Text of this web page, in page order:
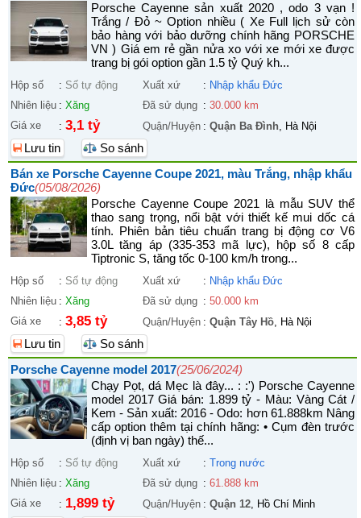
Porsche Cayenne sản xuất 2020 , odo 3 vạn !
Trắng / Đỏ ~ Option nhiều ( Xe Full lịch sử còn
bảo hàng với bảo dưỡng chính hãng PORSCHE
VN ) Giá em rẻ gần nửa xo với xe mới xe được
trang bị gói option gần 1.5 tỷ Quý kh...
Hộp số : Số tự động Xuất xứ : Nhập khẩu Đức
Nhiên liệu : Xăng Đã sử dụng : 30.000 km
Giá xe
: 3,1 tỷ Quận/Huyện : Quận Ba Đình, Hà Nội
Lưu tin
So sánh
Bán xe Porsche Cayenne Coupe 2021, màu Trắng, nhập khẩu
Đức(05/08/2026)
Porsche Cayenne Coupe 2021 là mẫu SUV thể
thao sang trọng, nổi bật với thiết kế mui dốc cá
tính. Phiên bản tiêu chuẩn trang bị động cơ V6
3.0L tăng áp (335-353 mã lực), hộp số 8 cấp
Tiptronic S, tăng tốc 0-100 km/h trong...
Hộp số : Số tự động Xuất xứ : Nhập khẩu Đức
Nhiên liệu : Xăng Đã sử dụng : 50.000 km
Giá xe
: 3,85 tỷ Quận/Huyện : Quận Tây Hồ, Hà Nội
Lưu tin
So sánh
Porsche Cayenne model 2017(25/06/2024)
Chạy Pọt, dá Mẹc là đây... : :') Porsche Cayenne
model 2017 Giá bán: 1.899 tỷ - Màu: Vàng Cát /
Kem - Sản xuất: 2016 - Odo: hơn 61.888km Nâng
cấp option thêm tại chính hãng: • Cụm đèn trước
(định vị ban ngày) thế...
Hộp số : Số tự động Xuất xứ : Trong nước
Nhiên liệu : Xăng Đã sử dụng : 61.888 km
Giá xe
: 1,899 tỷ Quận/Huyện : Quận 12, Hồ Chí Minh